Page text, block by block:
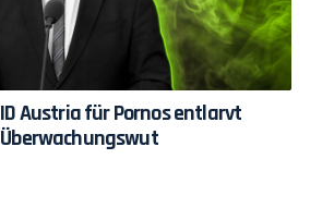
ID Austria für Pornos entlarvt
Überwachungswut